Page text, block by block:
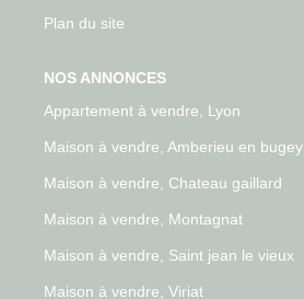
Plan du site
NOS ANNONCES
Appartement à vendre, Lyon
Maison à vendre, Amberieu en bugey
Maison à vendre, Chateau gaillard
Maison à vendre, Montagnat
Maison à vendre, Saint jean le vieux
Maison à vendre, Viriat